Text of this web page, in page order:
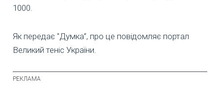
1000.
Як передає "Думка”, про це повідомляє портал
Великий теніс України.